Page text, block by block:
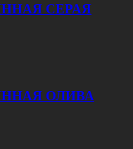
СЕРАЯ
ОЛИВА